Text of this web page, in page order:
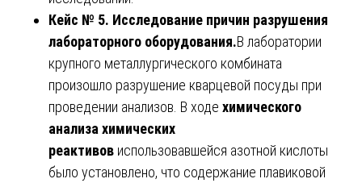
Кейс № 5. Исследование причин разрушения
лабораторного оборудования.В лаборатории
крупного металлургического комбината
произошло разрушение кварцевой посуды при
проведении анализов. В ходе химического
анализа химических
реактивов использовавшейся азотной кислоты
было установлено, что содержание плавиковой